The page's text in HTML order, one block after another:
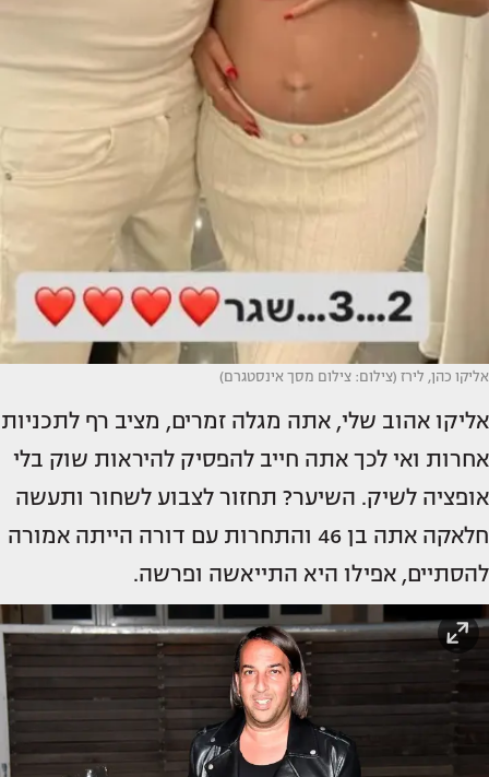
אליקו כהן, לירז (צילום: צילום מסך אינסטגרם)
אליקו אהוב שלי, אתה מגלה זמרים, מציב רף לתכניות
אחרות ואי לכך אתה חייב להפסיק להיראות שוק בלי
אופציה לשיק. השיער? תחזור לצבוע לשחור ותעשה
חלאקה אתה בן 46 והתחרות עם דורה הייתה אמורה
להסתיים, אפילו היא התייאשה ופרשה.